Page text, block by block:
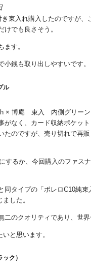
束入れ購入したのですが
でも良さそう。
す。
銭も取り出しやすいです。
ル
× 博庵 束入 内側グリーン
がなく、カード収納ポケッ
たのですが、売り切れで再
するか、今回購入のファス
同タイプの「ボレロC10純
した。
二のクオリティであり、世
と思います。
ク）